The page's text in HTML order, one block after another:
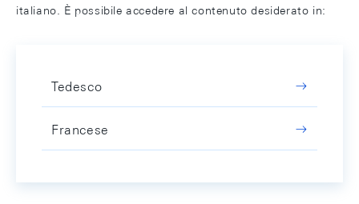
italiano. È possibile accedere al contenuto desiderato in:
Tedesco
Francese